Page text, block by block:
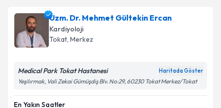
Uzm. Dr. Mehmet Gültekin Ercan
Kardiyoloji
Tokat, Merkez
Medical Park Tokat Hastanesi Haritada Göster
Yeşilırmak, Vali Zekai Gümüşdiş Blv. No:29, 60230 Tokat Merkez/Tokat
En Yakın Saatler